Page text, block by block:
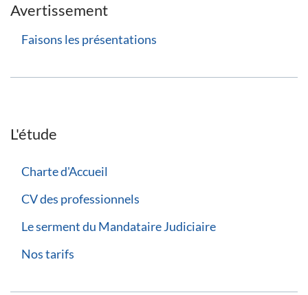
Avertissement
Faisons les présentations
L'étude
Charte d'Accueil
CV des professionnels
Le serment du Mandataire Judiciaire
Nos tarifs